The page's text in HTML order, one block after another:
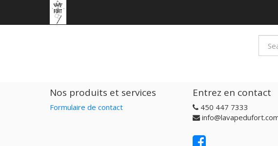
Nos produits et services
Formulaire de contact
Entrez en contact
450 447 7333